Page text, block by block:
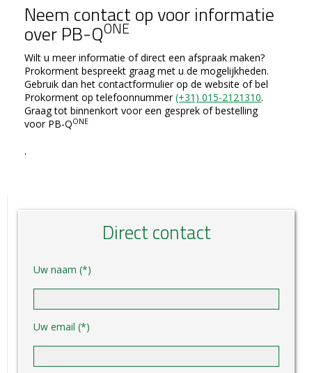
Neem contact op voor informatie
over PB-QONE
Wilt u meer informatie of direct een afspraak maken?
Prokorment bespreekt graag met u de mogelijkheden.
Gebruik dan het contactformulier op de website of bel
Prokorment op telefoonnummer(+31) 015-2121310.
Graag tot binnenkort voor een gesprek of bestelling
voor PB-QONE
.
Direct contact
Uw naam (*)
Uw email (*)